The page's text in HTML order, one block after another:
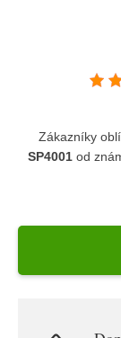
Zákazníky
SP4001 od